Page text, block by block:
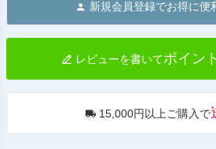
新規会員登録でお得に便
レビューを書いてポイン
15,000円以上ご購入で